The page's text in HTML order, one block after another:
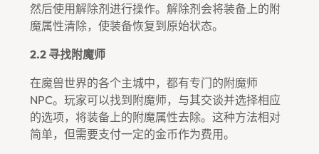
然后使用解除剂进行操作。解除剂会将装备上的附
魔属性清除，使装备恢复到原始状态。
2.2 寻找附魔师
在魔兽世界的各个主城中，都有专门的附魔师
NPC。玩家可以找到附魔师，与其交谈并选择相应
的选项，将装备上的附魔属性去除。这种方法相对
简单，但需要支付一定的金币作为费用。